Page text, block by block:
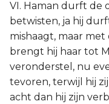
VI. Haman durft de
betwisten, ja hij
mishaagt, maar
brengt hij haar tot
veronderstel, nu
tevoren, terwijl hij
acht dan hij zijn